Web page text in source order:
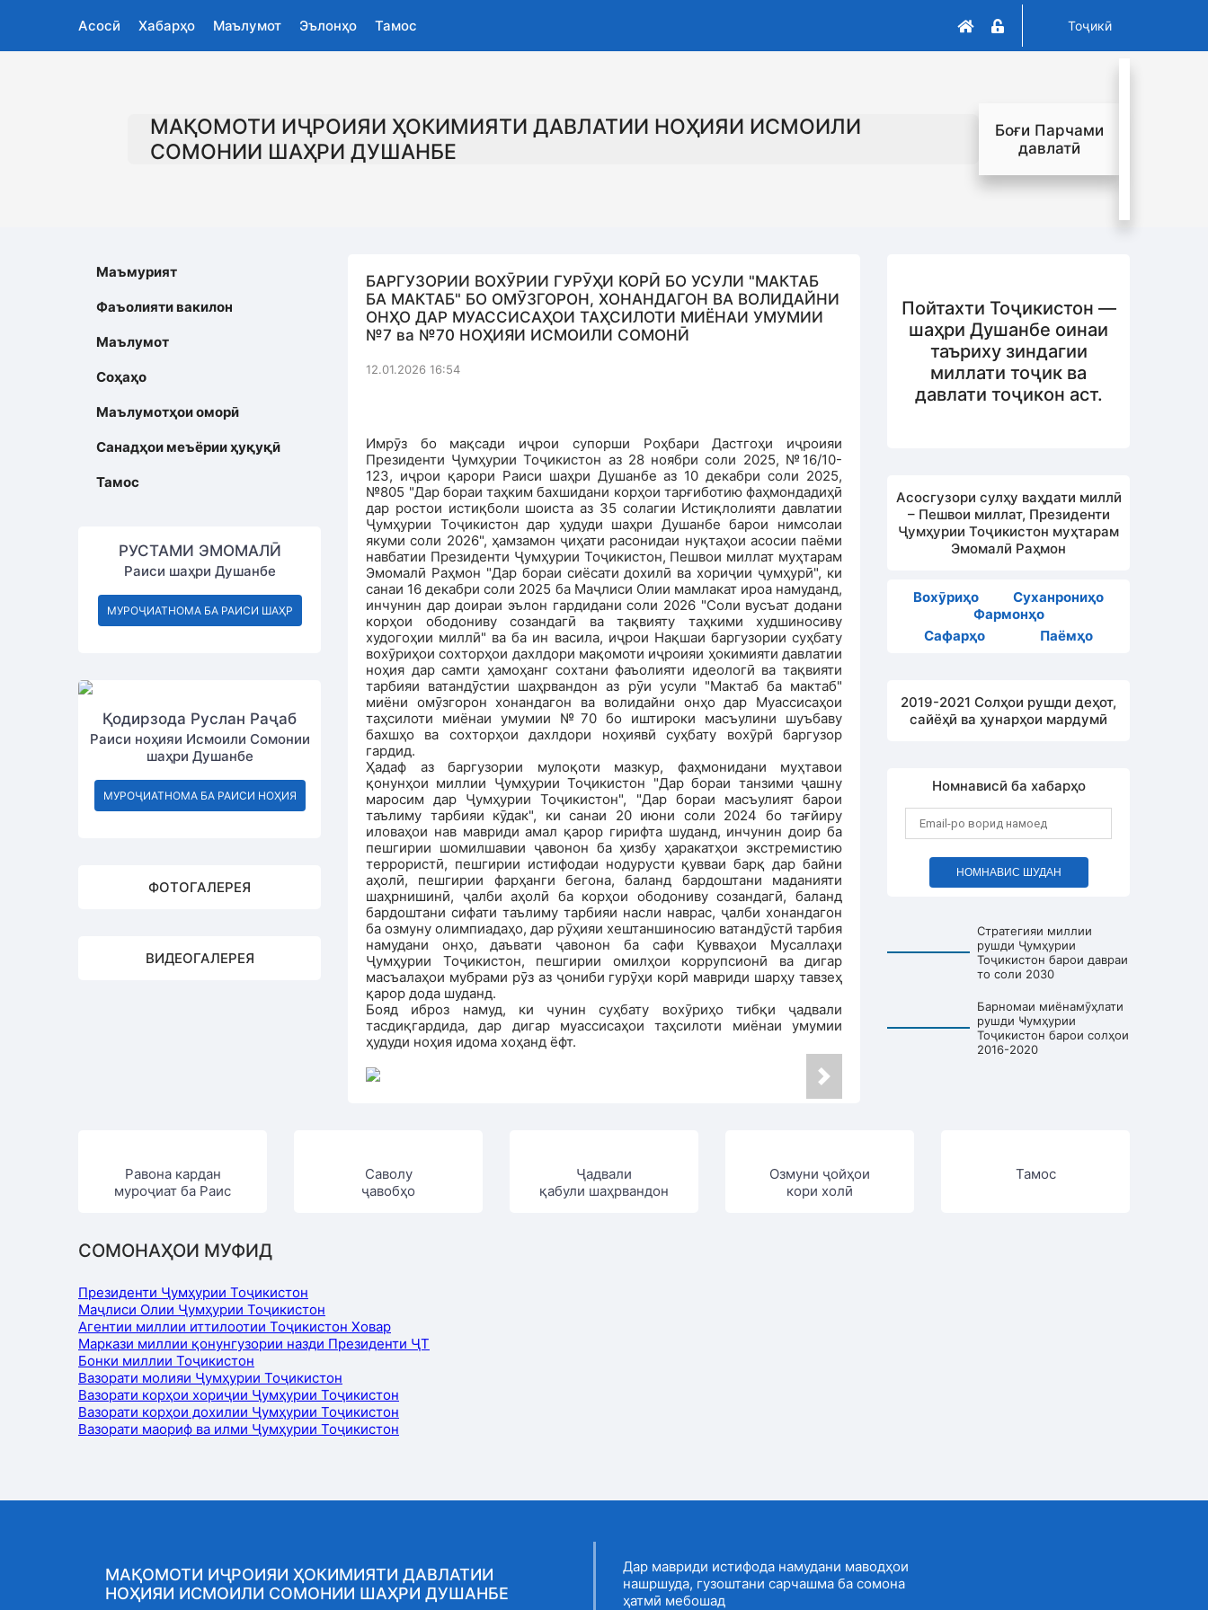
Асосӣ Хабарҳо Маълумот Эълонҳо Тамос Тоҷикӣ
МАҚОМОТИ ИҶРОИЯИ ҲОКИМИЯТИ ДАВЛАТИИ НОҲИЯИ ИСМОИЛИ
СОМОНИИ ШАҲРИ ДУШАНБЕ
Боғи Парчами
давлатӣ
Маъмурият
Фаъолияти вакилон
Маълумот
Соҳаҳо
Маълумотҳои оморӣ
Санадҳои меъёрии ҳуқуқӣ
Тамос
РУСТАМИ ЭМОМАЛӢ
Раиси шаҳри Душанбе
МУРОҶИАТНОМА БА РАИСИ ШАҲР
Қодирзода Руслан Раҷаб
Раиси ноҳияи Исмоили Сомонии
шаҳри Душанбе
МУРОҶИАТНОМА БА РАИСИ НОҲИЯ
ФОТОГАЛЕРЕЯ
ВИДЕОГАЛЕРЕЯ
БАРГУЗОРИИ ВОХӮРИИ ГУРӮҲИ КОРӢ БО УСУЛИ "МАКТАБ
БА МАКТАБ" БО ОМӮЗГОРОН, ХОНАНДАГОН ВА ВОЛИДАЙНИ
ОНҲО ДАР МУАССИСАҲОИ ТАҲСИЛОТИ МИЁНАИ УМУМИИ
№7 ва №70 НОҲИЯИ ИСМОИЛИ СОМОНӢ
12.01.2026 16:54
Имрӯз бо мақсади иҷрои супорши Роҳбари Дастгоҳи иҷроияи
Президенти Ҷумҳурии Тоҷикистон аз 28 ноябри соли 2025, №16/10-
123, иҷрои қарори Раиси шаҳри Душанбе аз 10 декабри соли 2025,
№805 "Дар бораи таҳким бахшидани корҳои тарғиботию фаҳмондадиҳӣ
дар ростои истиқболи шоиста аз 35 солагии Истиқлолияти давлатии
Ҷумҳурии Тоҷикистон дар ҳудуди шаҳри Душанбе барои нимсолаи
якуми соли 2026", ҳамзамон ҷиҳати расонидаи нуқтаҳои асосии паёми
навбатии Президенти Ҷумҳурии Тоҷикистон, Пешвои миллат муҳтарам
Эмомалӣ Раҳмон "Дар бораи сиёсати дохилӣ ва хориҷии ҷумҳурӣ", ки
санаи 16 декабри соли 2025 ба Маҷлиси Олии мамлакат ироа намуданд,
инчунин дар доираи эълон гардидани соли 2026 "Соли вусъат додани
корҳои ободониву созандагӣ ва тақвияту таҳкими худшиносиву
худогоҳии миллӣ" ва ба ин васила, иҷрои Нақшаи баргузории суҳбату
вохӯриҳои сохторҳои дахлдори мақомоти иҷроияи ҳокимияти давлатии
ноҳия дар самти ҳамоҳанг сохтани фаъолияти идеологӣ ва тақвияти
тарбияи ватандӯстии шаҳрвандон аз рӯи усули "Мактаб ба мактаб"
миёни омӯзгорон хонандагон ва волидайни онҳо дар Муассисаҳои
таҳсилоти миёнаи умумии №70 бо иштироки масъулини шуъбаву
бахшҳо ва сохторҳои дахлдори ноҳиявӣ суҳбату вохӯрӣ баргузор
гардид.
Ҳадаф аз баргузории мулоқоти мазкур, фаҳмонидани муҳтавои
қонунҳои миллии Ҷумҳурии Тоҷикистон "Дар бораи танзими ҷашну
маросим дар Ҷумҳурии Тоҷикистон", "Дар бораи масъулият барои
таълиму тарбияи кӯдак", ки санаи 20 июни соли 2024 бо тағйиру
иловаҳои нав мавриди амал қарор гирифта шуданд, инчунин доир ба
пешгирии шомилшавии ҷавонон ба ҳизбу ҳаракатҳои экстремистию
террористӣ, пешгирии истифодаи нодурусти қувваи барқ дар байни
аҳолӣ, пешгирии фарҳанги бегона, баланд бардоштани маданияти
шаҳрнишинӣ, ҷалби аҳолӣ ба корҳои ободониву созандагӣ, баланд
бардоштани сифати таълиму тарбияи насли наврас, ҷалби хонандагон
ба озмуну олимпиадаҳо, дар рӯҳияи хештаншиносию ватандӯстӣ тарбия
намудани онҳо, даъвати ҷавонон ба сафи Қувваҳои Мусаллаҳи
Ҷумҳурии Тоҷикистон, пешгирии омилҳои коррупсионӣ ва дигар
масъалаҳои мубрами рӯз аз ҷониби гурӯҳи корӣ мавриди шарҳу тавзеҳ
қарор дода шуданд.
Бояд иброз намуд, ки чунин суҳбату вохӯриҳо тибқи ҷадвали
тасдиқгардида, дар дигар муассисаҳои таҳсилоти миёнаи умумии
ҳудуди ноҳия идома хоҳанд ёфт.
Пойтахти Тоҷикистон —
шаҳри Душанбе оинаи
таъриху зиндагии
миллати тоҷик ва
давлати тоҷикон аст.
Асосгузори сулҳу ваҳдати миллӣ
– Пешвои миллат, Президенти
Ҷумҳурии Тоҷикистон муҳтарам
Эмомалӣ Раҳмон
Вохӯриҳо
Суханрониҳо
Фармонҳо
Сафарҳо
Паёмҳо
2019-2021 Солҳои рушди деҳот,
сайёҳӣ ва ҳунарҳои мардумӣ
Номнависӣ ба хабарҳо
НОМНАВИС ШУДАН
Стратегияи миллии
рушди Ҷумҳурии
Тоҷикистон барои давраи
то соли 2030
Барномаи миёнамӯҳлати
рушди Ҹумҳурии
Тоҷикистон барои солҳои
2016-2020
Равона кардан
муроҷиат ба Раис
Саволу
ҷавобҳо
Ҷадвали
қабули шаҳрвандон
Озмуни ҷойҳои
кори холӣ
Тамос
СОМОНАҲОИ МУФИД
Президенти Ҷумҳурии Тоҷикистон
Маҷлиси Олии Ҷумҳурии Тоҷикистон
Агентии миллии иттилоотии Тоҷикистон Ховар
Маркази миллии қонунгузории назди Президенти ҶТ
Бонки миллии Тоҷикистон
Вазорати молияи Ҷумҳурии Тоҷикистон
Вазорати корҳои хориҷии Ҷумҳурии Тоҷикистон
Вазорати корҳои дохилии Ҷумҳурии Тоҷикистон
Вазорати маориф ва илми Ҷумҳурии Тоҷикистон
МАҚОМОТИ ИҶРОИЯИ ҲОКИМИЯТИ ДАВЛАТИИ
НОҲИЯИ ИСМОИЛИ СОМОНИИ ШАҲРИ ДУШАНБЕ
Дар мавриди истифода намудани маводҳои
нашршуда, гузоштани сарчашма ба сомона
ҳатмӣ мебошад